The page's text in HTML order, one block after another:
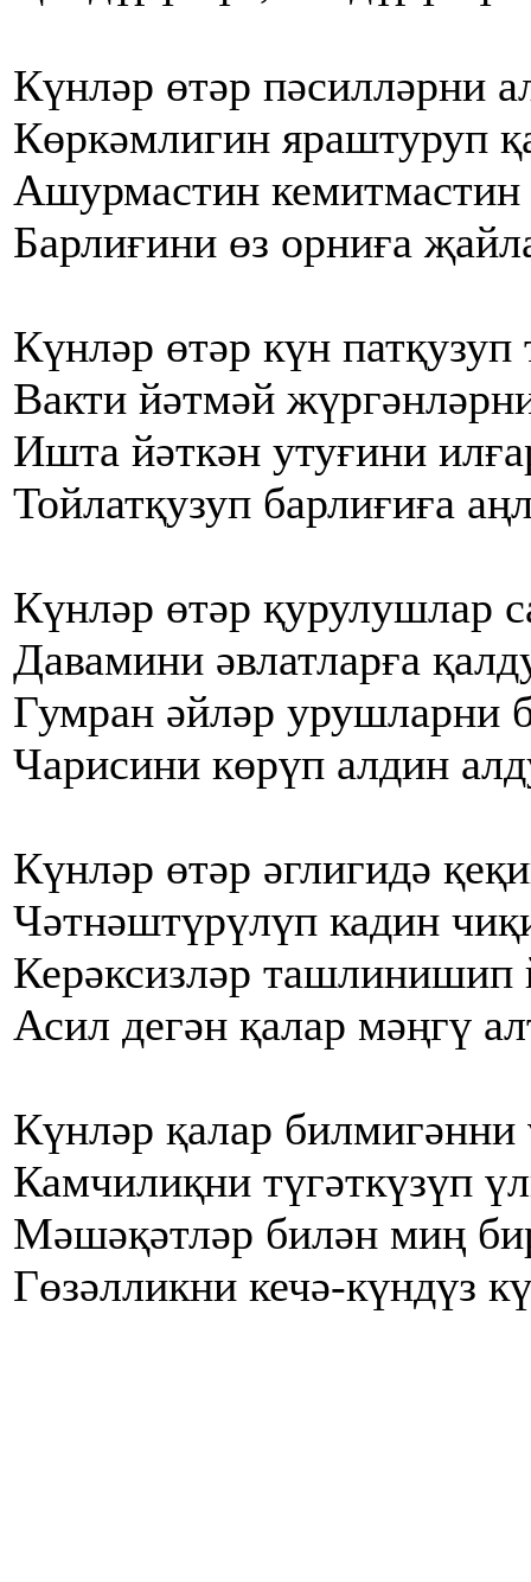
Күнләр өтәр пәсилләрни
Көркәмлигин яраштуруп
Ашурмастин кемитмастин
Барлиғини өз орниға
Күнләр өтәр күн патқузуп
Вакти йәтмәй
Ишта йәткән утуғини
Тойлатқузуп барлиғиға
Күнләр өтәр қурулушлар
Давамини әвлатларға
Гумран әйләр урушларни
Чарисини көрүп алдин
Күнләр өтәр әглигидә
Чәтнәштүрүлүп кадин
Керәксизләр ташлинишип
Асил дегән қалар мәңгү
Күнләр қалар билмигәнни
Камчилиқни түгәткүзүп
Мәшәқәтләр билән миң
Гөзәлликни кечә-күндүз